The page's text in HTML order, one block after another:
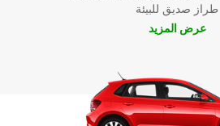
طراز صديق للبيئة
عرض المزيد